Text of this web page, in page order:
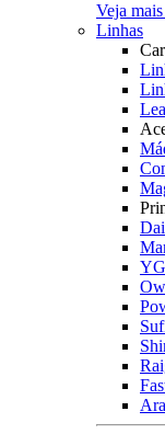
Veja
Linhas